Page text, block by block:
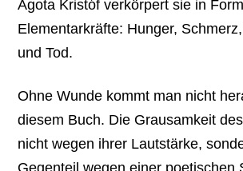
Ágota Kristóf verkörpert sie in
Elementarkräfte: Hunger,
und Tod.
Ohne Wunde kommt man nicht
diesem Buch. Die Grausamkeit
nicht wegen ihrer Lautstärke,
Gegenteil wegen einer poetischen